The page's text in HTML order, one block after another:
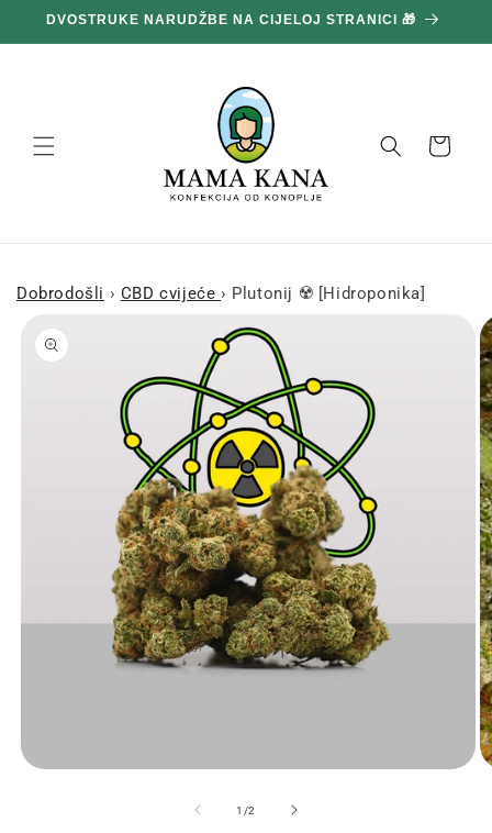
na
sadržaj
DVOSTRUKE NARUDŽBE NA CIJELOJ STRANICI 🎁
Košara
Dobrodošli › CBD cvijeće › Plutonij ☢️ [Hidroponika]
Prijeđi na
proizvodu
1 /od
2